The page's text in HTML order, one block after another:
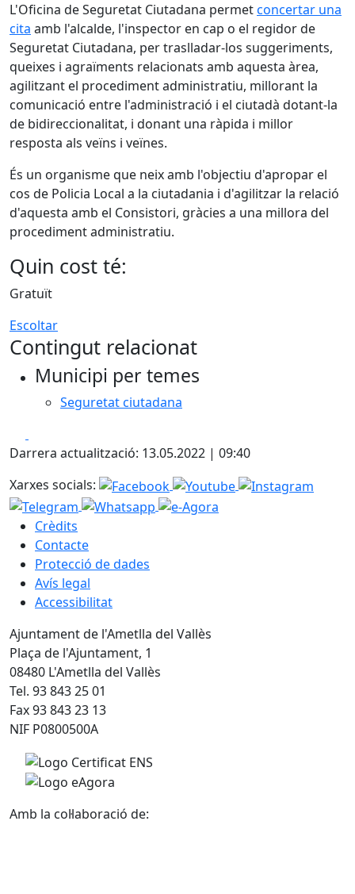
L'Oficina de Seguretat Ciutadana permetconcertar una
cita amb l'alcalde, l'inspector en cap o el regidor de
Seguretat Ciutadana, per traslladar-los suggeriments,
queixes i agraïments relacionats amb aquesta àrea,
agilitzant el procediment administratiu, millorant la
comunicació entre l'administració i el ciutadà dotant-la
de bidireccionalitat, i donant una ràpida i millor
resposta als veïns i veïnes.
És un organisme que neix amb l'objectiu d'apropar el
cos de Policia Local a la ciutadania i d'agilitzar la relació
d'aquesta amb el Consistori, gràcies a una millora del
procediment administratiu.
Quin cost té:
Gratuït
Escoltar
Contingut relacionat
Municipi per temes
Seguretat ciutadana
Darrera actualització: 13.05.2022 | 09:40
Xarxes socials:
Crèdits
Contacte
Protecció de dades
Avís legal
Accessibilitat
Ajuntament de l'Ametlla del Vallès
Plaça de l'Ajuntament, 1
08480 L'Ametlla del Vallès
Tel. 93 843 25 01
Fax 93 843 23 13
NIF P0800500A
Amb la col·laboració de: